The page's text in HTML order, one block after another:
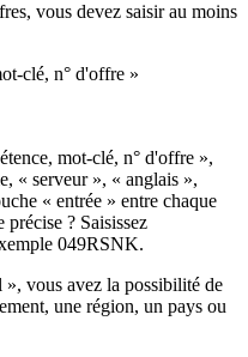
vous devez saisir au moins
clé, n° d'offre »
mot-clé, n° d'offre »,
« serveur », « anglais »,
« entrée » entre chaque
? Saisissez
049RSNK.
vous avez la possibilité de
une région, un pays ou